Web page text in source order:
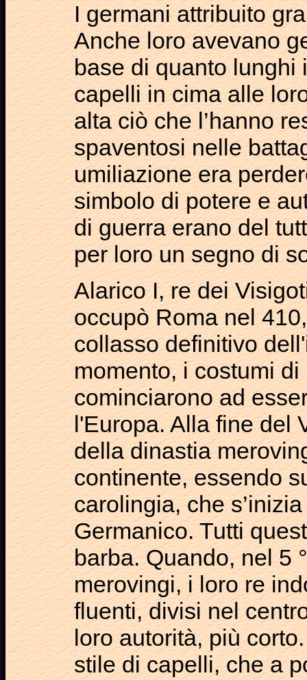
I germani attribuito
Anche loro avevano
base di quanto lunghi
capelli in cima alle
alta ciò che l’hanno
spaventosi nelle
umiliazione era
simbolo di potere e
di guerra erano del
per loro un segno di
Alarico I, re dei
occupò Roma nel
collasso definitivo
momento, i costumi
cominciarono ad
l'Europa. Alla fine del
della dinastia
continente, essendo
carolingia, che
Germanico. Tutti
barba. Quando, nel 5
merovingi, i loro re
fluenti, divisi nel
loro autorità, più
stile di capelli, che a